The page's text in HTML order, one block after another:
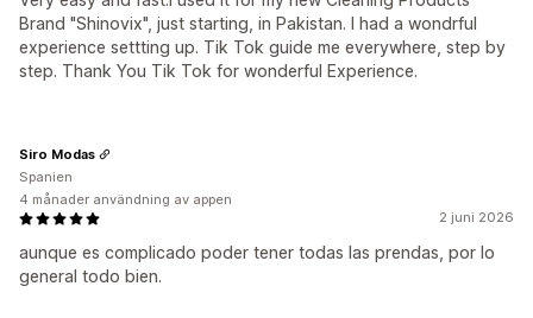
Brand "Shinovix", just starting, in Pakistan. I had a wondrful
experience settting up. Tik Tok guide me everywhere, step by
step. Thank You Tik Tok for wonderful Experience.
2 juni 2026
aunque es complicado poder tener todas las prendas, por lo
general todo bien.
Siro Modas
Spanien
4 månader användning av appen